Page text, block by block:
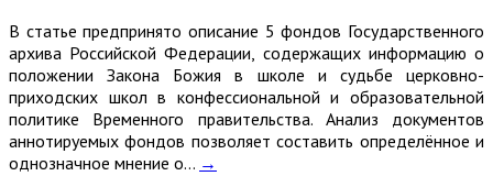
В статье предпринято описание 5 фондов Государственного
архива Российской Федерации, содержащих информацию о
положении Закона Божия в школе и судьбе церковно-
приходских школ в конфессиональной и образовательной
политике Временного правительства. Анализ документов
аннотируемых фондов позволяет составить определённое и
однозначное мнение о… →